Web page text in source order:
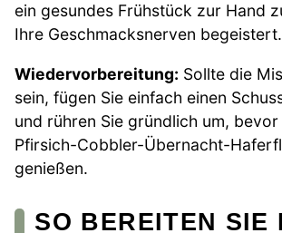
ein gesundes Frühstück zur Hand
Ihre Geschmacksnerven begeistert.
Wiedervorbereitung: Sollte die
sein, fügen Sie einfach einen
und rühren Sie gründlich um, bevor
Pfirsich-Cobbler-Übernacht-
genießen.
SO BEREITEN SIE